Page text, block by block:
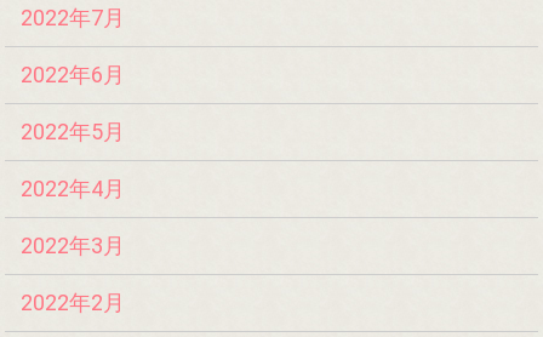
2022年7月
2022年6月
2022年5月
2022年4月
2022年3月
2022年2月